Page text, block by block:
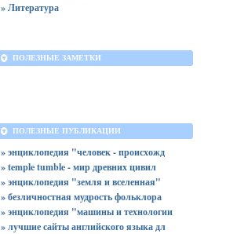
» Литература
ПОЛЕЗНЫЕ ЗАМЕТКИ
ПОЛЕЗНЫЕ ПУБЛИКАЦИИ
» энциклопедия "человек - происхожд
» temple tumble - мир древних цивил
» энциклопедия "земля и вселенная"
» безличностная мудрость фольклора
» энциклопедия "машины и технологии
» лучшие сайты английского языка дл